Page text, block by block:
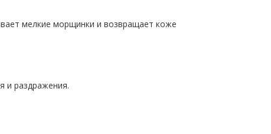
мелкие морщинки и возвращает коже
и раздражения.